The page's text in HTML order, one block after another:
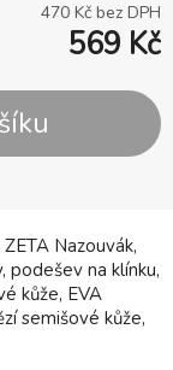
Nazouvák,
podešev na klínku,
kůže, EVA
semišové kůže,
470 Kč bez DPH
569 Kč